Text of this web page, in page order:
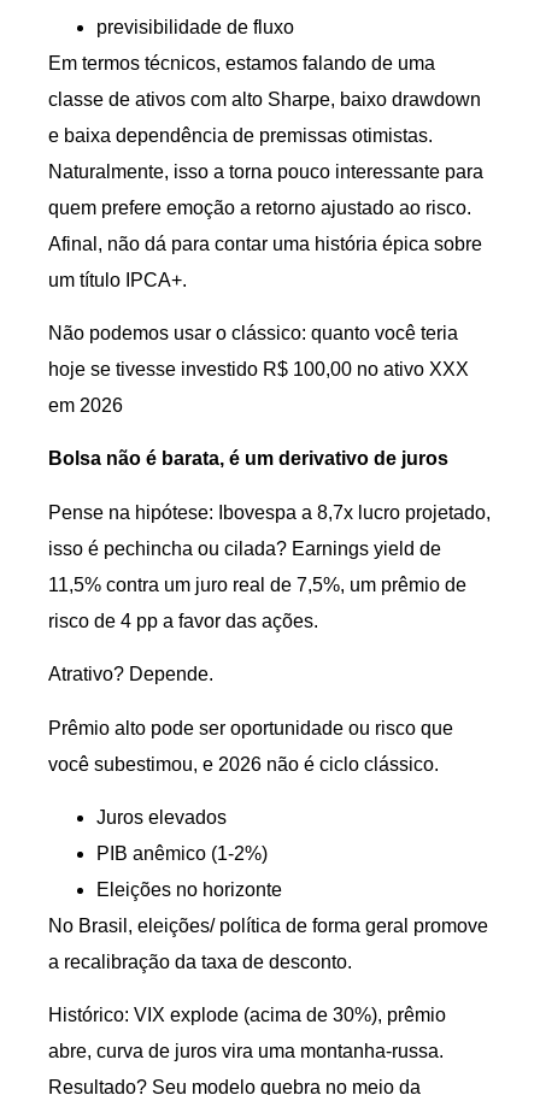
previsibilidade de fluxo
Em termos técnicos, estamos falando de uma
classe de ativos com alto Sharpe, baixo drawdown
e baixa dependência de premissas otimistas.
Naturalmente, isso a torna pouco interessante para
quem prefere emoção a retorno ajustado ao risco.
Afinal, não dá para contar uma história épica sobre
um título IPCA+.
Não podemos usar o clássico: quanto você teria
hoje se tivesse investido R$ 100,00 no ativo XXX
em 2026
Bolsa não é barata, é um derivativo de juros
Pense na hipótese: Ibovespa a 8,7x lucro projetado,
isso é pechincha ou cilada? Earnings yield de
11,5% contra um juro real de 7,5%, um prêmio de
risco de 4 pp a favor das ações.
Atrativo? Depende.
Prêmio alto pode ser oportunidade ou risco que
você subestimou, e 2026 não é ciclo clássico.
Juros elevados
PIB anêmico (1-2%)
Eleições no horizonte
No Brasil, eleições/ política de forma geral promove
a recalibração da taxa de desconto.
Histórico: VIX explode (acima de 30%), prêmio
abre, curva de juros vira uma montanha-russa.
Resultado? Seu modelo quebra no meio da